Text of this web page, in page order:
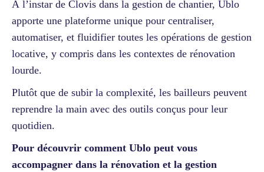
À l’instar de Clovis dans la gestion de chantier, Ublo
apporte une plateforme unique pour centraliser,
automatiser, et fluidifier toutes les opérations de gestion
locative, y compris dans les contextes de rénovation
lourde.
Plutôt que de subir la complexité, les bailleurs peuvent
reprendre la main avec des outils conçus pour leur
quotidien.
Pour découvrir comment Ublo peut vous
accompagner dans la rénovation et la gestion